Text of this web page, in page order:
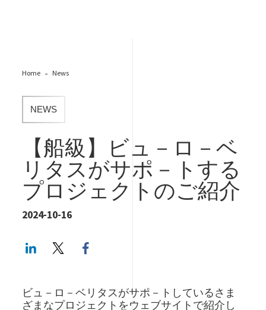
Home News
NEWS
【船級】ビュ－ロ－ベ
リタスがサポ－トする
プロジェクトのご紹介
2024-10-16
LinkedInTwitter
ビュ－ロ－ベリタスがサポ－トしているさま
ざまなプロジェクトをウェブサイトで紹介し